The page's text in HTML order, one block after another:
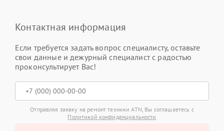
Контактная информация
Если требуется задать вопрос специалисту, оставьте
свои данные и дежурный специалист с радостью
проконсультирует Вас!
Отправляя заявку на ремонт техники ATN, Вы соглашаетесь с
Политикой конфиденциальности